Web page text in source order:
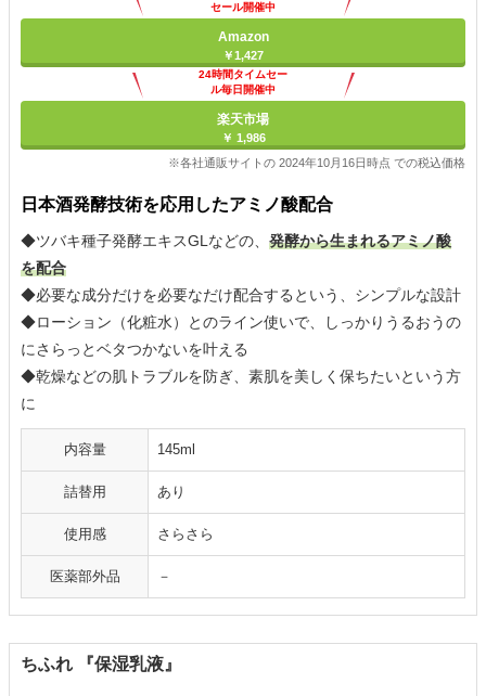
セール開催中
Amazon
￥1,427
24時間タイムセー
ル毎日開催中
楽天市場
￥ 1,986
※各社通販サイトの 2024年10月16日時点 での税込価格
日本酒発酵技術を応用したアミノ酸配合
◆ツバキ種子発酵エキスGLなどの、 発酵から生まれるアミノ酸
を配合
◆必要な成分だけを必要なだけ配合するという、シンプルな設計
◆ローション（化粧水）とのライン使いで、しっかりうるおうの
にさらっとベタつかないを叶える
◆乾燥などの肌トラブルを防ぎ、素肌を美しく保ちたいという方
に
内容量 145ml
詰替用 あり
使用感 さらさら
医薬部外品 －
ちふれ 『保湿乳液』